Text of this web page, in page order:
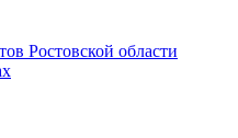
Ростовской области